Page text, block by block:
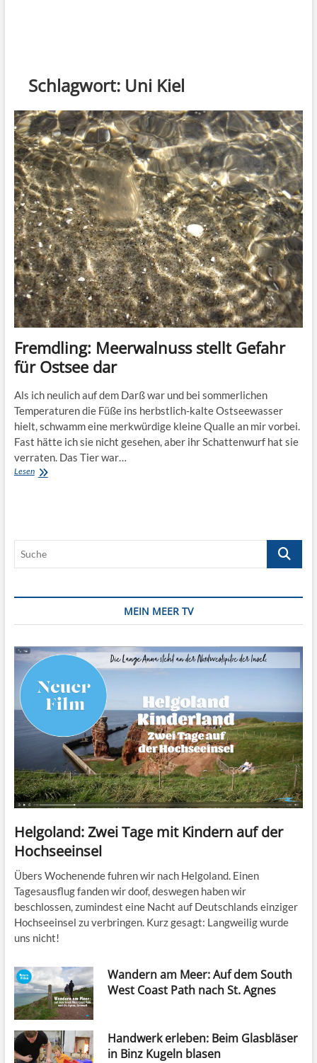
Schlagwort: Uni Kiel
Fremdling: Meerwalnuss stellt Gefahr
für Ostsee dar
Als ich neulich auf dem Darß war und bei sommerlichen
Temperaturen die Füße ins herbstlich-kalte Ostseewasser
hielt, schwamm eine merkwürdige kleine Qualle an mir vorbei.
Fast hätte ich sie nicht gesehen, aber ihr Schattenwurf hat sie
verraten. Das Tier war…
LesenFremdling:
Suche
MEIN MEER TV
Helgoland: Zwei Tage mit Kindern auf der
Hochseeinsel
Übers Wochenende fuhren wir nach Helgoland. Einen
Tagesausflug fanden wir doof, deswegen haben wir
beschlossen, zumindest eine Nacht auf Deutschlands einziger
Hochseeinsel zu verbringen. Kurz gesagt: Langweilig wurde
uns nicht!
Wandern am Meer: Auf dem South
West Coast Path nach St. Agnes
Handwerk erleben: Beim Glasbläser
in Binz Kugeln blasen